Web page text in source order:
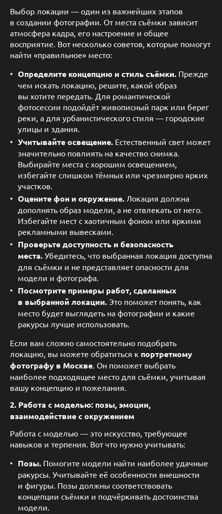
Выбор локации — один из важнейших этапов
в создании фотографии. От места съёмки зависит
атмосфера кадра, его настроение и общее
восприятие. Вот несколько советов, которые помогут
найти «правильное» место:
Определите концепцию и стиль съёмки. Прежде
чем искать локацию, решите, какой образ
вы хотите передать. Для романтической
фотосессии подойдёт живописный парк или берег
реки, а для урбанистического стиля — городские
улицы и здания.
Учитывайте освещение. Естественный свет может
значительно повлиять на качество снимка.
Выбирайте места с хорошим освещением,
избегайте слишком тёмных или чрезмерно ярких
участков.
Оцените фон и окружение. Локация должна
дополнять образ модели, а не отвлекать от него.
Избегайте мест с хаотичным фоном или яркими
рекламными вывесками.
Проверьте доступность и безопасность
места. Убедитесь, что выбранная локация доступна
для съёмки и не представляет опасности для
модели и фотографа.
Посмотрите примеры работ, сделанных
в выбранной локации. Это поможет понять, как
место будет выглядеть на фотографии и какие
ракурсы лучше использовать.
Если вам сложно самостоятельно подобрать
локацию, вы можете обратиться к портретному
фотографу в Москве. Он поможет выбрать
наиболее подходящее место для съёмки, учитывая
вашу концепцию и пожелания.
2. Работа с моделью: позы, эмоции,
взаимодействие с окружением
Работа с моделью — это искусство, требующее
навыков и терпения. Вот что нужно учитывать:
Позы. Помогите модели найти наиболее удачные
ракурсы. Учитывайте её особенности внешности
и фигуры. Позы должны соответствовать
концепции съёмки и подчёркивать достоинства
модели.